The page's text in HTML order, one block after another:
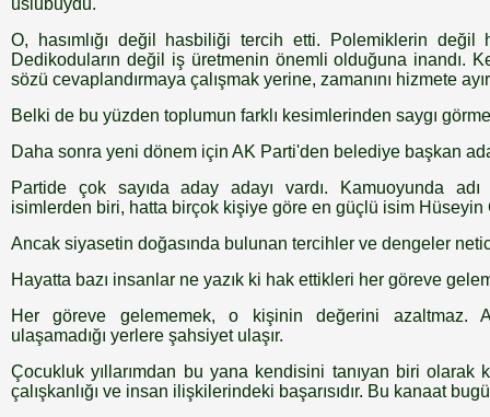
üslubuydu.
O, hasımlığı değil hasbiliği tercih etti. Polemiklerin değil
Dedikoduların değil iş üretmenin önemli olduğuna inandı.
sözü cevaplandırmaya çalışmak yerine, zamanını hizmete
Belki de bu yüzden toplumun farklı kesimlerinden saygı
Daha sonra yeni dönem için AK Parti'den belediye başkan
Partide çok sayıda aday adayı vardı. Kamuoyunda
isimlerden biri, hatta birçok kişiye göre en güçlü isim Hüseyin
Ancak siyasetin doğasında bulunan tercihler ve dengeler
Hayatta bazı insanlar ne yazık ki hak ettikleri her göreve
Her göreve gelememek, o kişinin değerini azaltmaz.
ulaşamadığı yerlere şahsiyet ulaşır.
Çocukluk yıllarımdan bu yana kendisini tanıyan biri olarak
çalışkanlığı ve insan ilişkilerindeki başarısıdır. Bu kanaat